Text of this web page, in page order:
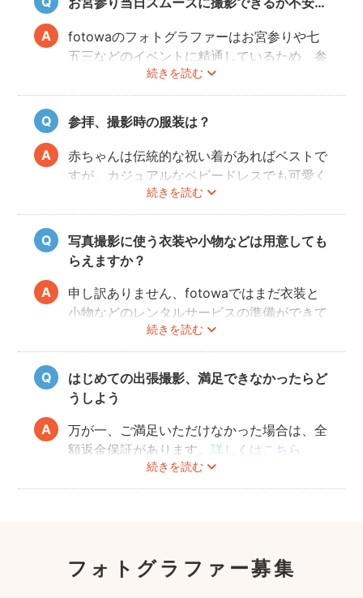
もしくは日時変更を相談してください。
日時変更方法はこちらをご参照ください。
続きを読む
fotowaのフォトグラファーはお宮参りや七
五三などのイベントに精通しているため、参
拝や家族団欒を乱すことなくスムーズに撮影
することができます。
参拝、撮影時の服装は？
続きを読む
赤ちゃんは伝統的な祝い着があればベストで
すが、カジュアルなベビードレスでも可愛く
写すことができます。またご両親も着物を着
ると雰囲気が出ますが、洋服でもおしゃれな
写真に仕上がります。
写真撮影に使う衣装や小物などは用意しても
らえますか？
続きを読む
申し訳ありません、fotowaではまだ衣装と
小物などのレンタルサービスの準備ができて
おりませんので、お客様ご自身にご用意をお
願いしております。
はじめての出張撮影、満足できなかったらど
うしよう
続きを読む
万が一、ご満足いただけなかった場合は、全
額返金保証があります。詳しくはこちら
フォトグラファー募集